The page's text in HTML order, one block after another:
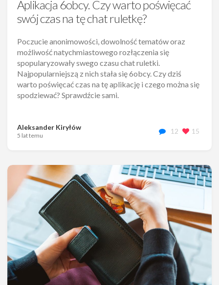
Aplikacja 6obcy. Czy warto poświęcać
swój czas na tę chat ruletkę?
Poczucie anonimowości, dowolność tematów oraz
możliwość natychmiastowego rozłączenia się
spopularyzowały swego czasu chat ruletki.
Najpopularniejszą z nich stała się 6obcy. Czy dziś
warto poświęcać czas na tę aplikację i czego można się
spodziewać? Sprawdźcie sami.
Aleksander Kiryłów
5 lat temu
12 15